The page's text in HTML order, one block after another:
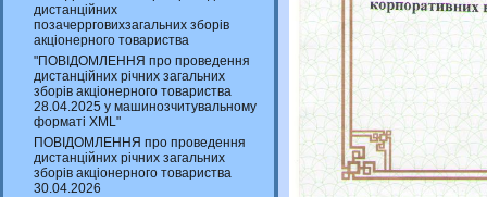
дистанційних
позачеррговихзагальних зборів
акціонерного товариства
"ПОВІДОМЛЕННЯ про проведення
дистанційних річних загальних
зборів акціонерного товариства
28.04.2025 у машинозчитувальному
форматі XML"
ПОВІДОМЛЕННЯ про проведення
дистанційних річних загальних
зборів акціонерного товариства
30.04.2026